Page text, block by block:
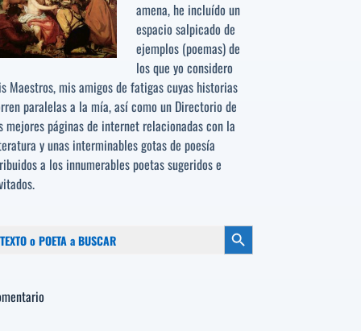
amena, he incluído un
espacio salpicado de
ejemplos (poemas) de
los que yo considero
Maestros, mis amigos de fatigas cuyas historias
paralelas a la mía, así como un Directorio de
mejores páginas de internet relacionadas con la
y unas interminables gotas de poesía
a los innumerables poetas sugeridose
Botón de búsqueda